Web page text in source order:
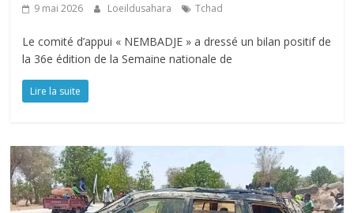
9 mai 2026 Loeildusahara Tchad
Le comité d’appui « NEMBADJE » a dressé un bilan positif de
la 36e édition de la Semaine nationale de
Lire la suite